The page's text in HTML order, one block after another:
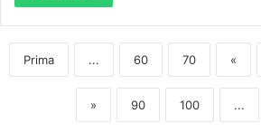
Prima ... 60 70 «
» 90 100 ...